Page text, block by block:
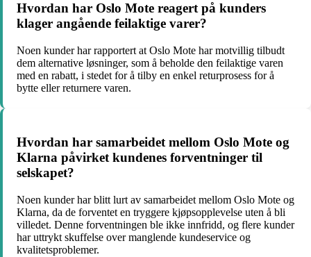
Hvordan har Oslo Mote reagert på kunders
klager angående feilaktige varer?
Noen kunder har rapportert at Oslo Mote har motvillig tilbudt
dem alternative løsninger, som å beholde den feilaktige varen
med en rabatt, i stedet for å tilby en enkel returprosess for å
bytte eller returnere varen.
Hvordan har samarbeidet mellom Oslo Mote og
Klarna påvirket kundenes forventninger til
selskapet?
Noen kunder har blitt lurt av samarbeidet mellom Oslo Mote og
Klarna, da de forventet en tryggere kjøpsopplevelse uten å bli
villedet. Denne forventningen ble ikke innfridd, og flere kunder
har uttrykt skuffelse over manglende kundeservice og
kvalitetsproblemer.